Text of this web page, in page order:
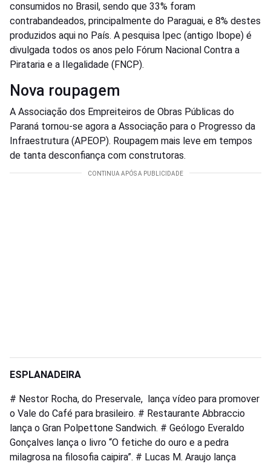
consumidos no Brasil, sendo que 33% foram
contrabandeados, principalmente do Paraguai, e 8% destes
produzidos aqui no País. A pesquisa Ipec (antigo Ibope) é
divulgada todos os anos pelo Fórum Nacional Contra a
Pirataria e a Ilegalidade (FNCP).
Nova roupagem
A Associação dos Empreiteiros de Obras Públicas do
Paraná tornou-se agora a Associação para o Progresso da
Infraestrutura (APEOP). Roupagem mais leve em tempos
de tanta desconfiança com construtoras.
ESPLANADEIRA
# Nestor Rocha, do Preservale, lança vídeo para promover
o Vale do Café para brasileiro. # Restaurante Abbraccio
lança o Gran Polpettone Sandwich. # Geólogo Everaldo
Gonçalves lança o livro “O fetiche do ouro e a pedra
milagrosa na filosofia caipira”. # Lucas M. Araujo lança